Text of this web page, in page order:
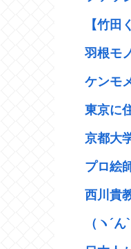
【竹
羽根モ
ケンモ
東京に
京都大
プロ絵
西川貴
（ヽ´